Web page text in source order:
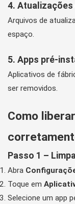
4.
Arquivos de
espaço.
5. Apps pré-
Aplicativos de
ser removidos.
Como
Passo 1 –
Abra
Toque em
Selecione um app